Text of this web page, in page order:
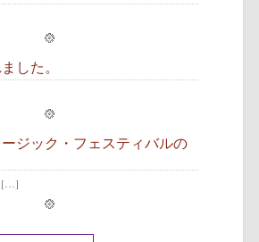
した。
ジック・フェスティバルの
[…]